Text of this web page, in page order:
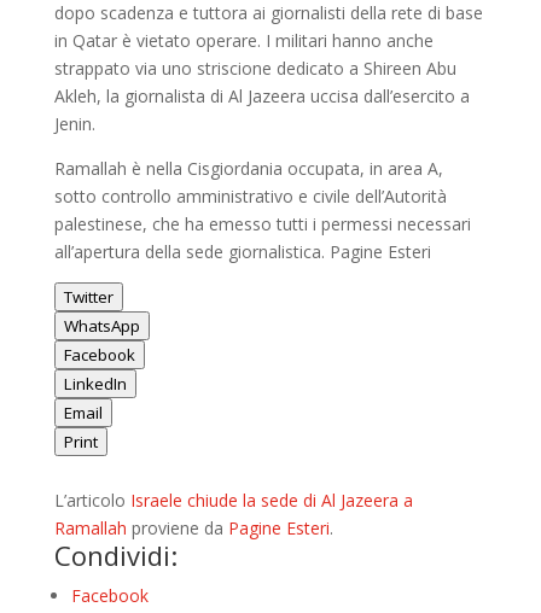
dopo scadenza e tuttora ai giornalisti della rete di base
in Qatar è vietato operare. I militari hanno anche
strappato via uno striscione dedicato a Shireen Abu
Akleh, la giornalista di Al Jazeera uccisa dall’esercito a
Jenin.
Ramallah è nella Cisgiordania occupata, in area A,
sotto controllo amministrativo e civile dell’Autorità
palestinese, che ha emesso tutti i permessi necessari
all’apertura della sede giornalistica. Pagine Esteri
Twitter
WhatsApp
Facebook
LinkedIn
Email
Print
L’articolo Israele chiude la sede di Al Jazeera a
Ramallah proviene da Pagine Esteri.
Condividi:
Facebook